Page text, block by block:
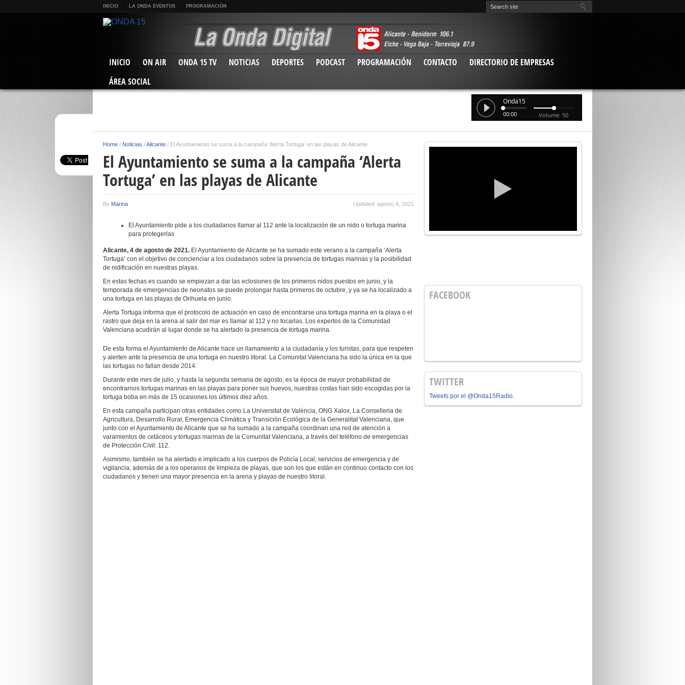
INICIO LA ONDA EVENTOS PROGRAMACIÓN
INICIO ON AIR ONDA 15 TV NOTICIAS DEPORTES PODCAST PROGRAMACIÓN CONTACTO
DIRECTORIO DE EMPRESAS
ÁREA SOCIAL
Onda15
00:00 Volume: 50
Home / Noticias /Alicante / El Ayuntamiento se suma a la campaña ‘Alerta Tortuga’ en las playas de Alicante
El Ayuntamiento se suma a la campaña ‘Alerta
Tortuga’ en las playas de Alicante
By Marina Updated: agosto 4, 2021
El Ayuntamiento pide a los ciudadanos llamar al 112 ante la localización de un nido o tortuga marina
para protegerlas
Alicante, 4 de agosto de 2021. El Ayuntamiento de Alicante se ha sumado este verano a la campaña ‘Alerta
Tortuga’ con el objetivo de concienciar a los ciudadanos sobre la presencia de tortugas marinas y la posibilidad
de nidificación en nuestras playas.
En estas fechas es cuando se empiezan a dar las eclosiones de los primeros nidos puestos en junio, y la
temporada de emergencias de neonatos se puede prolongar hasta primeros de octubre, y ya se ha localizado a
una tortuga en las playas de Orihuela en junio.
Alerta Tortuga informa que el protocolo de actuación en caso de encontrarse una tortuga marina en la playa o el
rastro que deja en la arena al salir del mar es llamar al 112 y no tocarlas. Los expertos de la Comunidad
Valenciana acudirán al lugar donde se ha alertado la presencia de tortuga marina.
De esta forma el Ayuntamiento de Alicante hace un llamamiento a la ciudadanía y los turistas, para que respeten
y alerten ante la presencia de una tortuga en nuestro litoral. La Comunitat Valenciana ha sido la única en la que
las tortugas no fallan desde 2014.
Durante este mes de julio, y hasta la segunda semana de agosto, es la época de mayor probabilidad de
encontrarnos tortugas marinas en las playas para poner sus huevos, nuestras costas han sido escogidas por la
tortuga boba en más de 15 ocasiones los últimos diez años.
En esta campaña participan otras entidades como La Universitat de València, ONG Xalox, La Conselleria de
Agricultura, Desarrollo Rural, Emergencia Climática y Transición Ecológica de la Generalitat Valenciana, que
junto con el Ayuntamiento de Alicante que se ha sumado a la campaña coordinan una red de atención a
varamientos de cetáceos y tortugas marinas de la Comunitat Valenciana, a través del teléfono de emergencias
de Protección Civil: 112.
Asimismo, también se ha alertado e implicado a los cuerpos de Policía Local, servicios de emergencia y de
vigilancia, además de a los operarios de limpieza de playas, que son los que están en continuo contacto con los
ciudadanos y tienen una mayor presencia en la arena y playas de nuestro litoral.
FACEBOOK
TWITTER
Tweets por el @Onda15Radio.